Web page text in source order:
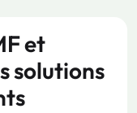
et
solutions